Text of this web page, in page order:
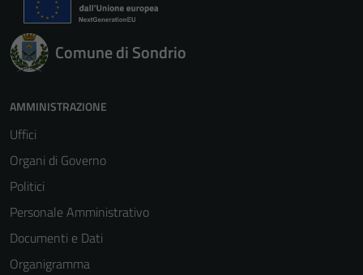
Comune di Sondrio
AMMINISTRAZIONE
Uffici
Organi di Governo
Politici
Personale Amministrativo
Documenti e Dati
Organigramma